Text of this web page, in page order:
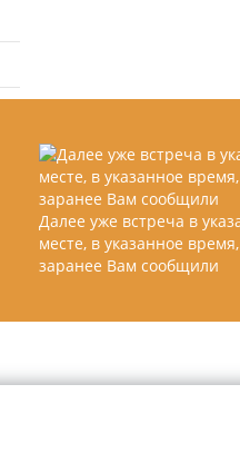
Далее уже встреча в
месте, в указанное
заранее Вам сообщили